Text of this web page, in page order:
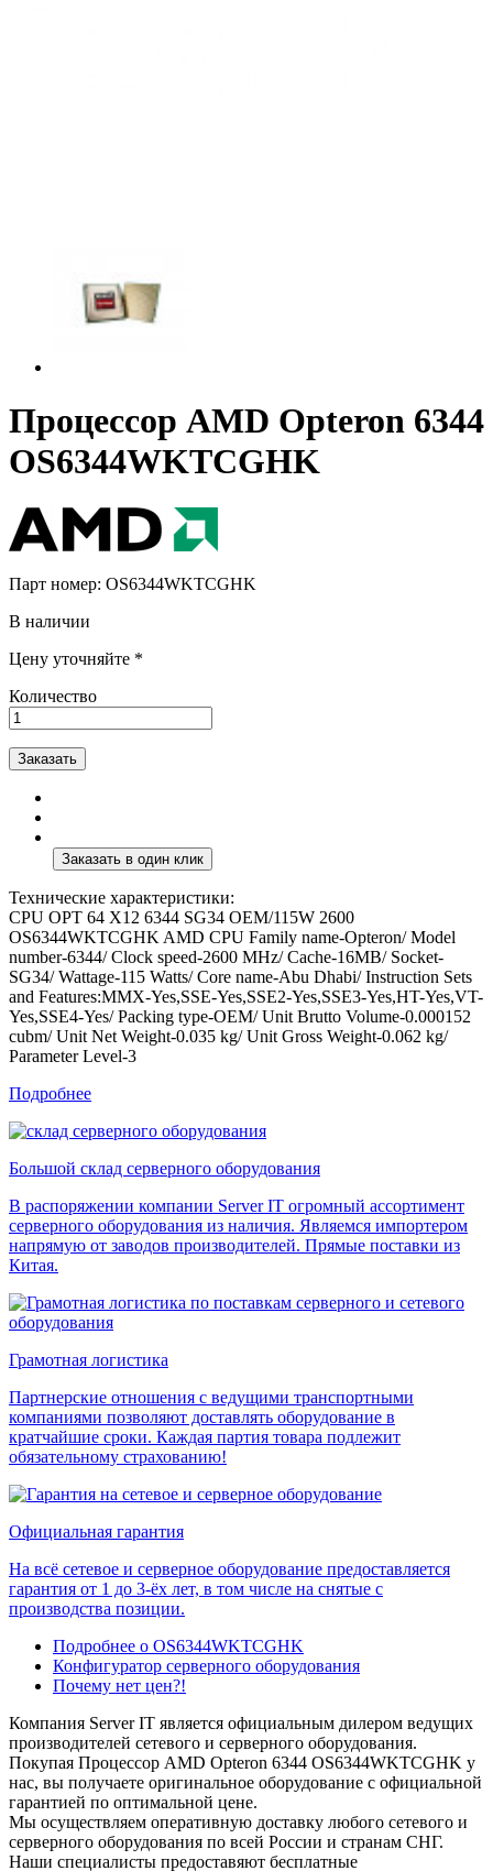
Процессор AMD Opteron 6344
OS6344WKTCGHK
Парт номер: OS6344WKTCGHK
В наличии
Цену уточняйте *
Количество
Заказать
Технические характеристики:
CPU OPT 64 X12 6344 SG34 OEM/115W 2600
OS6344WKTCGHK AMD CPU Family name-Opteron/ Model
number-6344/ Clock speed-2600 MHz/ Cache-16MB/ Socket-
SG34/ Wattage-115 Watts/ Core name-Abu Dhabi/ Instruction Sets
and Features:MMX-Yes,SSE-Yes,SSE2-Yes,SSE3-Yes,HT-Yes,VT-
Yes,SSE4-Yes/ Packing type-OEM/ Unit Brutto Volume-0.000152
cubm/ Unit Net Weight-0.035 kg/ Unit Gross Weight-0.062 kg/
Parameter Level-3
Подробнее
Большой склад серверного оборудования
В распоряжении компании Server IT огромный ассортимент
серверного оборудования из наличия. Являемся импортером
напрямую от заводов производителей. Прямые поставки из
Китая.
Грамотная логистика
Партнерские отношения с ведущими транспортными
компаниями позволяют доставлять оборудование в
кратчайшие сроки. Каждая партия товара подлежит
обязательному страхованию!
Официальная гарантия
На всё сетевое и серверное оборудование предоставляется
гарантия от 1 до 3-ёх лет, в том числе на снятые с
производства позиции.
Подробнее о OS6344WKTCGHK
Конфигуратор серверного оборудования
Почему нет цен?!
Компания Server IT является официальным дилером ведущих
производителей сетевого и серверного оборудования.
Покупая Процессор AMD Opteron 6344 OS6344WKTCGHK у
нас, вы получаете оригинальное оборудование с официальной
гарантией по оптимальной цене.
Мы осуществляем оперативную доставку любого сетевого и
серверного оборудования по всей России и странам СНГ.
Наши специалисты предоставяют бесплатные